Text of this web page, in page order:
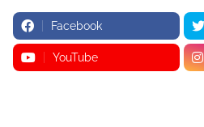
Facebook
YouTube